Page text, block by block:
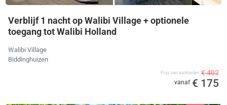
Verblijf 1 nacht op Walibi Village + optionele
toegang tot Walibi Holland
Walibi Village
Biddinghuizen
Prijs van aanbieder € 402
vanaf € 175